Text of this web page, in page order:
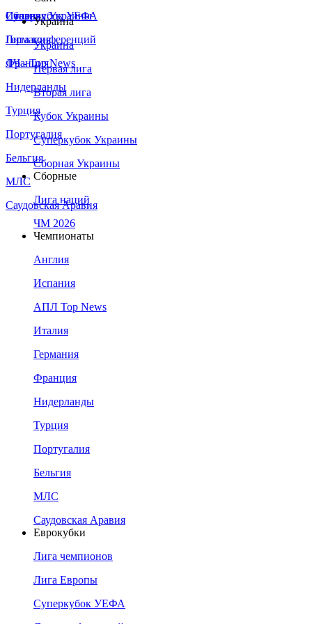
Сборная Украины
Италия
Германия
Франция
Нидерланды
Турция
Португалия
Бельгия
МЛС
Саудовская Аравия
Суперкубок УЕФА
Лига конференций
ЛЧ - Top News
Украина
Украина
Первая лига
Вторая лига
Кубок Украины
Суперкубок Украины
Сборная Украины
Сборные
Лига наций
ЧМ 2026
Чемпионаты
Англия
Испания
АПЛ Top News
Италия
Германия
Франция
Нидерланды
Турция
Португалия
Бельгия
МЛС
Саудовская Аравия
Еврокубки
Лига чемпионов
Лига Европы
Суперкубок УЕФА